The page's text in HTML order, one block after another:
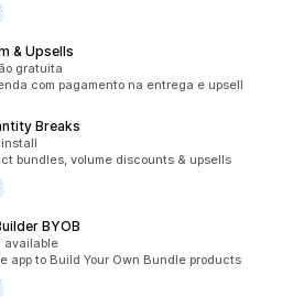
& Upsells
gratuita
com pagamento na entrega e upsell
Breaks
install
bundles, volume discounts & upsells
BYOB
available
app to Build Your Own Bundle products